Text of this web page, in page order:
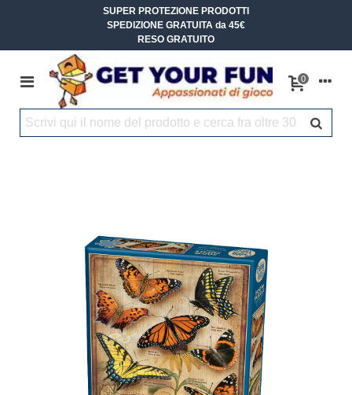
SUPER PROTEZIONE PRODOTTI
SPEDIZIONE GRATUITA da 45€
RESO GRATUITO
0